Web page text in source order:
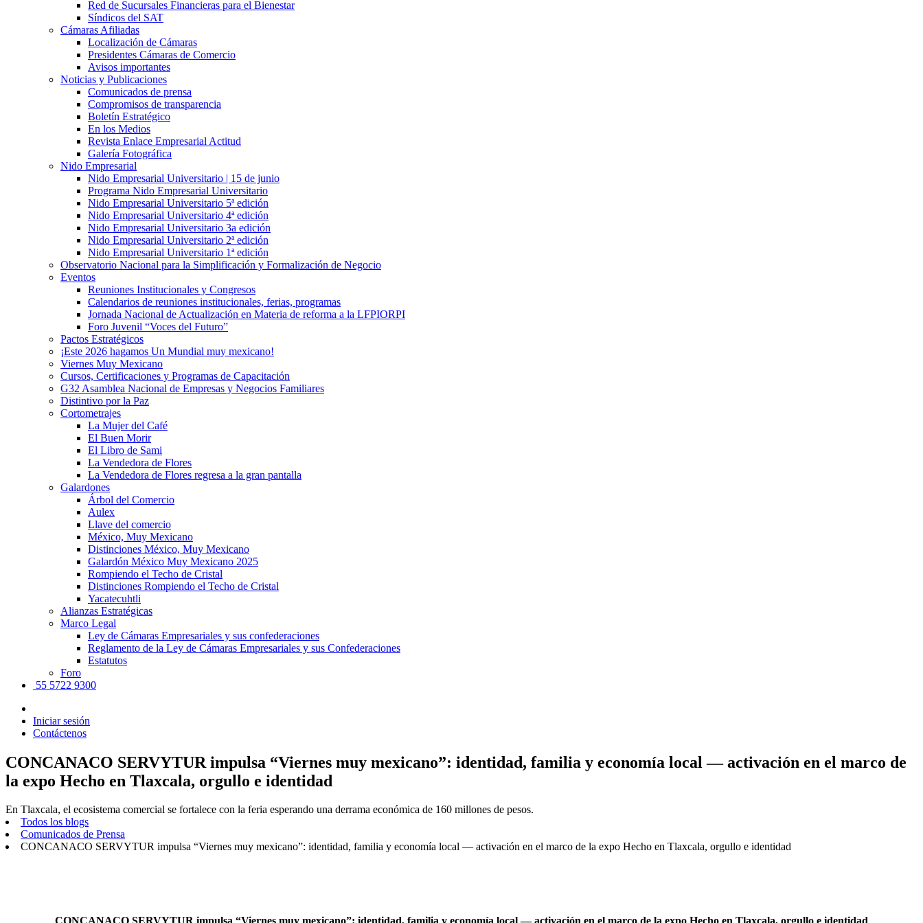
Red de Sucursales Financieras para el Bienestar
Síndicos del SAT
Cámaras Afiliadas
Localización de Cámaras
Presidentes Cámaras de Comercio
Avisos importantes
Noticias y Publicaciones
Comunicados de prensa
Compromisos de transparencia
Boletín Estratégico
En los Medios
Revista Enlace Empresarial Actitud
Galería Fotográfica
Nido Empresarial
Nido Empresarial Universitario | 15 de junio
Programa Nido Empresarial Universitario
Nido Empresarial Universitario 5ª edición
Nido Empresarial Universitario 4ª edición
Nido Empresarial Universitario 3a edición
Nido Empresarial Universitario 2ª edición
Nido Empresarial Universitario 1ª edición
Observatorio Nacional para la Simplificación y Formalización de Negocio
Eventos
Reuniones Institucionales y Congresos
Calendarios de reuniones institucionales, ferias, programas
Jornada Nacional de Actualización en Materia de reforma a la LFPIORPI
Foro Juvenil “Voces del Futuro”
Pactos Estratégicos
¡Este 2026 hagamos Un Mundial muy mexicano!
Viernes Muy Mexicano
Cursos, Certificaciones y Programas de Capacitación
G32 Asamblea Nacional de Empresas y Negocios Familiares
Distintivo por la Paz
Cortometrajes
La Mujer del Café
El Buen Morir
El Libro de Sami
La Vendedora de Flores
La Vendedora de Flores regresa a la gran pantalla
Galardones
Árbol del Comercio
Aulex
Llave del comercio
México, Muy Mexicano
Distinciones México, Muy Mexicano
Galardón México Muy Mexicano 2025
Rompiendo el Techo de Cristal
Distinciones Rompiendo el Techo de Cristal
Yacatecuhtli
Alianzas Estratégicas
Marco Legal
Ley de Cámaras Empresariales y sus confederaciones
Reglamento de la Ley de Cámaras Empresariales y sus Confederaciones
Estatutos
Foro
55 5722 9300
Iniciar sesión
Contáctenos
CONCANACO SERVYTUR impulsa “Viernes muy mexicano”: identidad, familia y economía local — activación en el marco de
la expo Hecho en Tlaxcala, orgullo e identidad
En Tlaxcala, el ecosistema comercial se fortalece con la feria esperando una derrama económica de 160 millones de pesos.
Todos los blogs
Comunicados de Prensa
CONCANACO SERVYTUR impulsa “Viernes muy mexicano”: identidad, familia y economía local — activación en el marco de la expo Hecho en Tlaxcala, orgullo e identidad
CONCANACO SERVYTUR impulsa “Viernes muy mexicano”: identidad, familia y economía local — activación en el marco de la expo Hecho en Tlaxcala, orgullo e identidad